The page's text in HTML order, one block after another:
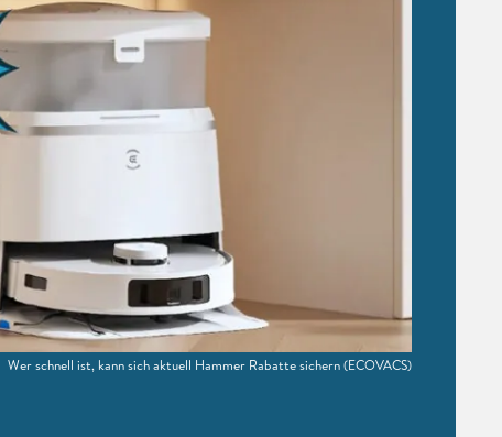
Wer schnell ist, kann sich aktuell Hammer Rabatte sichern(ECOVACS)